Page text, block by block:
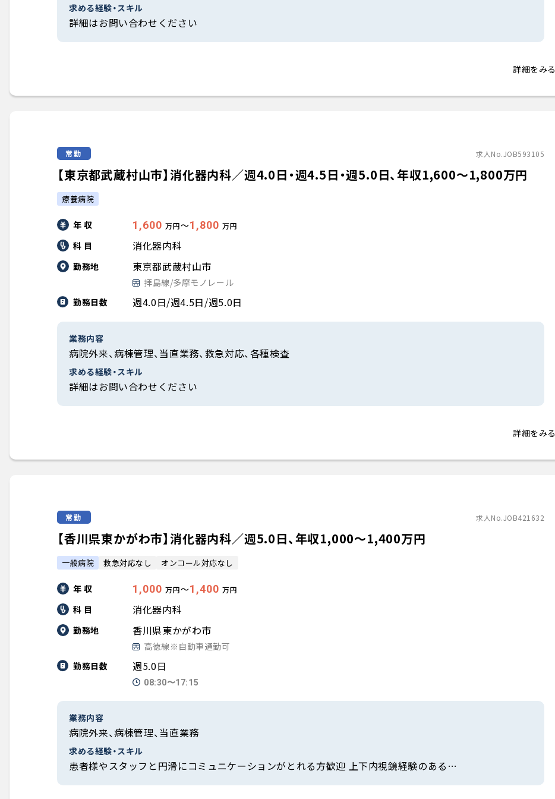
求める経験・スキル
詳細はお問い合わせください
詳細をみる
常勤 求人No.JOB593105
【東京都武蔵村山市】消化器内科／週4.0日・週4.5日・週5.0日、年収1,600〜1,800万円
療養病院
年 収 1,600 万円〜1,800 万円
科 目 消化器内科
勤務地 東京都武蔵村山市
拝島線/多摩モノレール
勤務日数
週4.0日/週4.5日/週5.0日
業務内容
病院外来、病棟管理、当直業務、救急対応、各種検査
求める経験・スキル
詳細はお問い合わせください
詳細をみる
常勤 求人No.JOB421632
【香川県東かがわ市】消化器内科／週5.0日、年収1,000〜1,400万円
一般病院 救急対応なし オンコール対応なし
年 収 1,000 万円〜1,400 万円
科 目 消化器内科
勤務地 香川県東かがわ市
高徳線※自動車通勤可
勤務日数
週5.0日
08:30〜17:15
業務内容
病院外来、病棟管理、当直業務
求める経験・スキル
患者様やスタッフと円滑にコミュニケーションがとれる方歓迎 上下内視鏡経験のある…